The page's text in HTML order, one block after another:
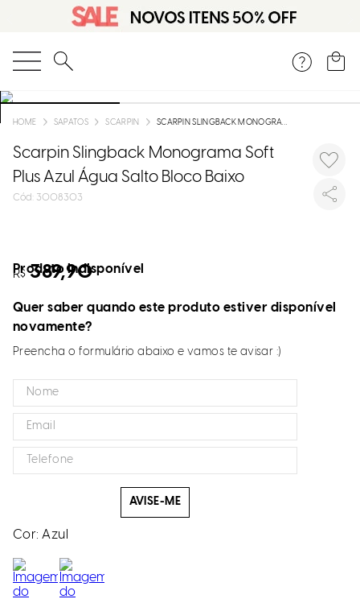
O que você está procurando?
SAPATOS SCARPIN SCARPIN SLINGBACK MONOGRAMA SOFT PLUS AZUL ÁGUA SALTO BLOCO BAIXO
Scarpin Slingback Monograma Soft
Plus Azul Água Salto Bloco Baixo
: 3008303
R$ 389,90
Produto indisponível
Quer saber quando este produto estiver disponível
novamente?
Preencha o formulário abaixo e vamos te avisar :)
AVISE-ME
Cor:Azul